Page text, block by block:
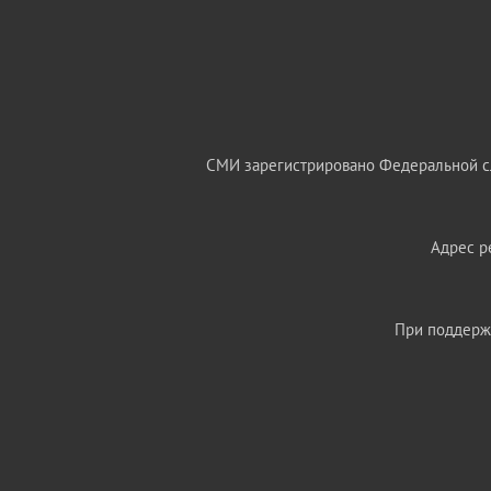
СМИ зарегистрировано Федеральной
Адрес
При